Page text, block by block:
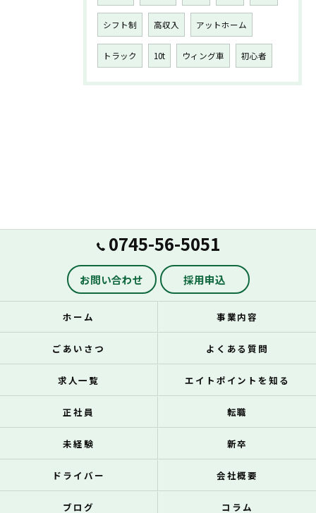
シフト制 高収入 アットホーム
トラック 10t ウィング車 初心者
0745-56-5051
お問い合わせ 採用申込
ホーム 事業内容
ごあいさつ よくある質問
求人一覧 エイトポイントを知る
正社員 転職
未経験 新卒
ドライバー 会社概要
ブログ コラム